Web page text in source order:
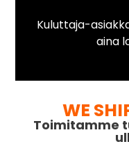
Kuluttaja-
aina
WE
Toimitamme